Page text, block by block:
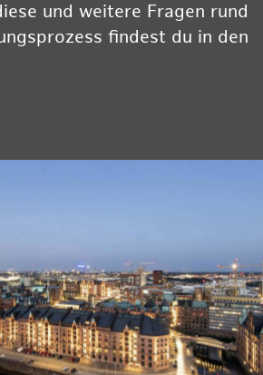
und weitere Fragen rund
findest du in den